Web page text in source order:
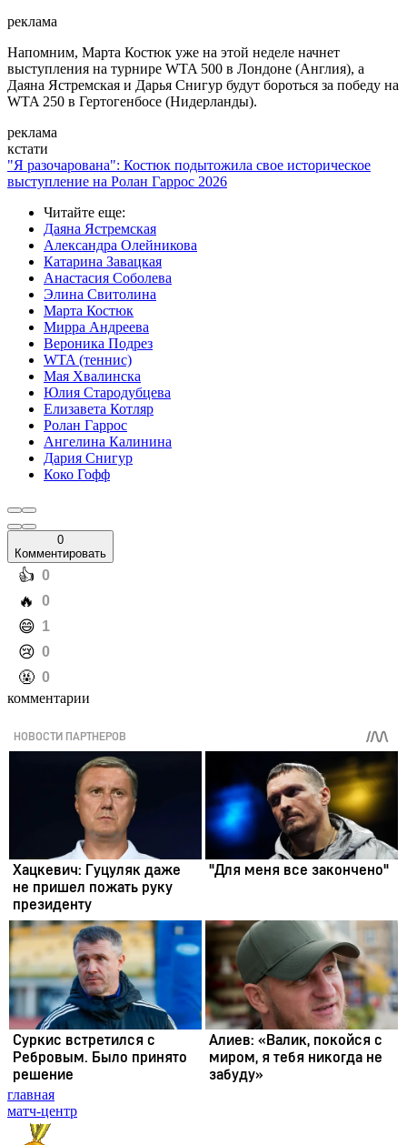
реклама
Напомним, Марта Костюк уже на этой неделе начнет
выступления на турнире WTA 500 в Лондоне (Англия), а
Даяна Ястремская и Дарья Снигур будут бороться за победу на
WTA 250 в Гертогенбосе (Нидерланды).
реклама
кстати
"Я разочарована": Костюк подытожила свое историческое
выступление на Ролан Гаррос 2026
Читайте еще:
Даяна Ястремская
Александра Олейникова
Катарина Завацкая
Анастасия Соболева
Элина Свитолина
Марта Костюк
Мирра Андреева
Вероника Подрез
WTA (теннис)
Мая Хвалинска
Юлия Стародубцева
Елизавета Котляр
Ролан Гаррос
Ангелина Калинина
Дария Снигур
Коко Гофф
0
Комментировать
️👍 0
️🔥 0
️😄 1
️😢 0
️🤬 0
комментарии
главная
матч-центр